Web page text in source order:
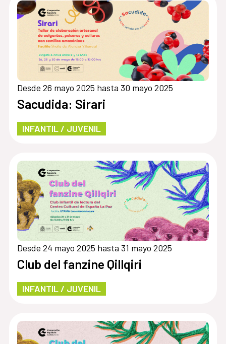
Desde 26 mayo 2025 hasta 30 mayo 2025
Sacudida: Sirari
INFANTIL / JUVENIL
Desde 24 mayo 2025 hasta 31 mayo 2025
Club del fanzine Qillqiri
INFANTIL / JUVENIL